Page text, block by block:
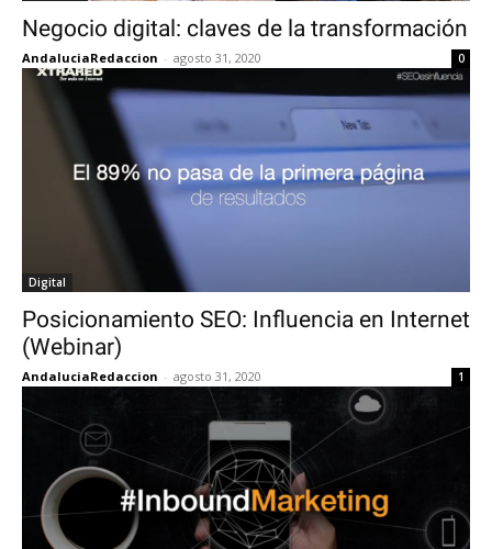
Negocio digital: claves de la transformación
AndaluciaRedaccion - agosto 31, 2020 0
Digital
Posicionamiento SEO: Influencia en Internet
(Webinar)
AndaluciaRedaccion - agosto 31, 2020 1